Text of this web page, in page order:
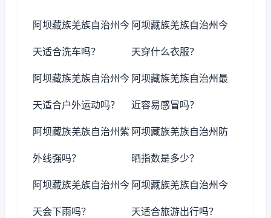
阿坝藏族羌族自治州今
天适合洗车吗？
阿坝藏族羌族自治州今
天穿什么衣服？
阿坝藏族羌族自治州今
天适合户外运动吗？
阿坝藏族羌族自治州最
近容易感冒吗？
阿坝藏族羌族自治州紫
外线强吗？
阿坝藏族羌族自治州防
晒指数是多少？
阿坝藏族羌族自治州今
天会下雨吗？
阿坝藏族羌族自治州今
天适合旅游出行吗？